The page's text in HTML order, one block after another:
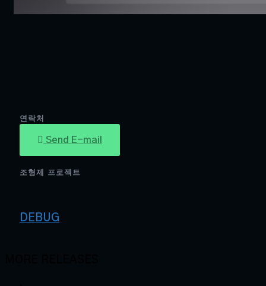
연락처
Send E-mail
조형제 프로젝트
DEBUG